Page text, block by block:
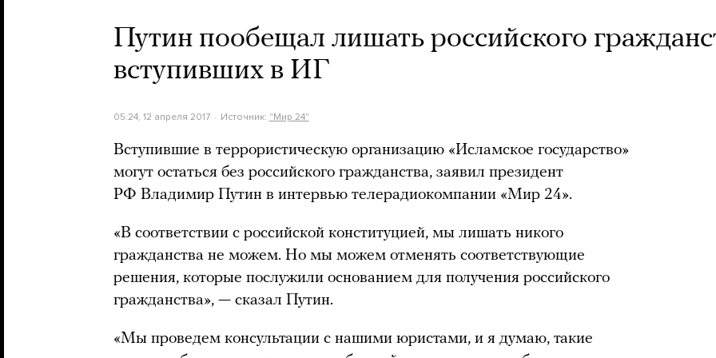
Путин пообещал лишать российского
вступивших в ИГ
05:24, 12 апреля 2017 Источник: "Мир 24"
Вступившие в террористическую организацию «Исламское государство»
могут остаться без российского гражданства, заявил президент
РФ Владимир Путин в интервью телерадиокомпании «Мир 24».
«В соответствии с российской конституцией, мы лишать никого
гражданства не можем. Но мы можем отменять соответствующие
решения, которые послужили основанием для получения российского
гражданства», — сказал Путин.
«Мы проведем консультации с нашими юристами, и я думаю, такие